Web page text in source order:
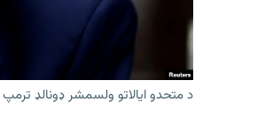
د متحدو ایالاتو ولسمشر ډونالډ ترمپ